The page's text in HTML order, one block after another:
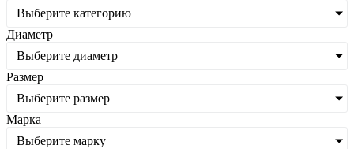
Выберите категорию
Диаметр
Выберите диаметр
Размер
Выберите размер
Марка
Выберите марку